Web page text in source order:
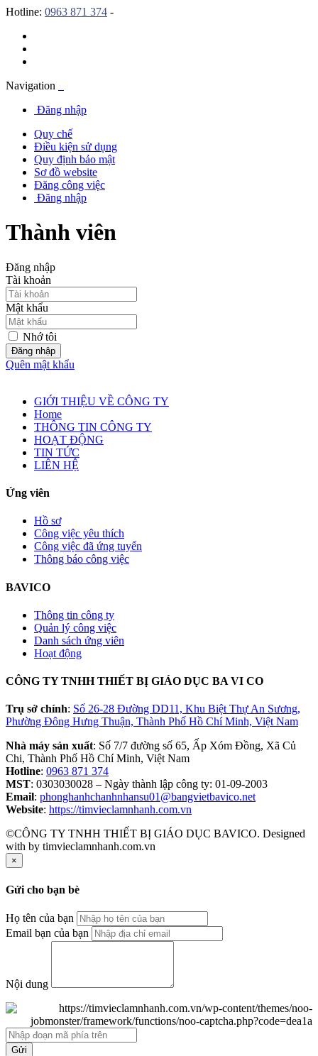
Hotline: 0963 871 374 -
Navigation
Đăng nhập
Quy chế
Điều kiện sử dụng
Quy định bảo mật
Sơ đồ website
Đăng công việc
Đăng nhập
Thành viên
Đăng nhập
Tài khoản
Mật khẩu
Nhớ tôi
Đăng nhập
Quên mật khẩu
GIỚI THIỆU VỀ CÔNG TY
Home
THÔNG TIN CÔNG TY
HOẠT ĐỘNG
TIN TỨC
LIÊN HỆ
Ứng viên
Hồ sơ
Công việc yêu thích
Công việc đã ứng tuyển
Thông báo công việc
BAVICO
Thông tin công ty
Quản lý công việc
Danh sách ứng viên
Hoạt động
CÔNG TY TNHH THIẾT BỊ GIÁO DỤC BA VI CO
Trụ sở chính: Số 26-28 Đường DD11, Khu Biệt Thự An Sương,
Phường Đông Hưng Thuận, Thành Phố Hồ Chí Minh, Việt Nam
Nhà máy sản xuất: Số 7/7 đường số 65, Ấp Xóm Đồng, Xã Củ
Chi, Thành Phố Hồ Chí Minh, Việt Nam
Hotline: 0963 871 374
MST: 0303030028 – Ngày thành lập công ty: 01-09-2003
Email: phonghanhchanhnhansu01@bangvietbavico.net
Website: https://timvieclamnhanh.com.vn
©CÔNG TY TNHH THIẾT BỊ GIÁO DỤC BAVICO. Designed
with by timvieclamnhanh.com.vn
×
Gửi cho bạn bè
Họ tên của bạn
Email bạn của bạn
Nội dung
Gửi